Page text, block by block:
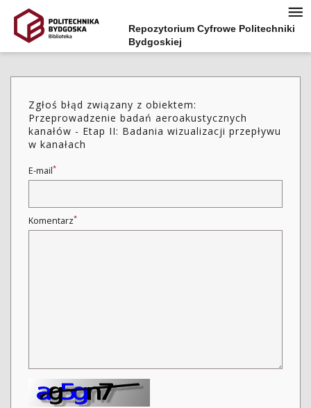
Repozytorium Cyfrowe Politechniki
Bydgoskiej
Zgłoś błąd związany z obiektem:
Przeprowadzenie badań aeroakustycznych
kanałów - Etap II: Badania wizualizacji przepływu
w kanałach
E-mail*
Komentarz*